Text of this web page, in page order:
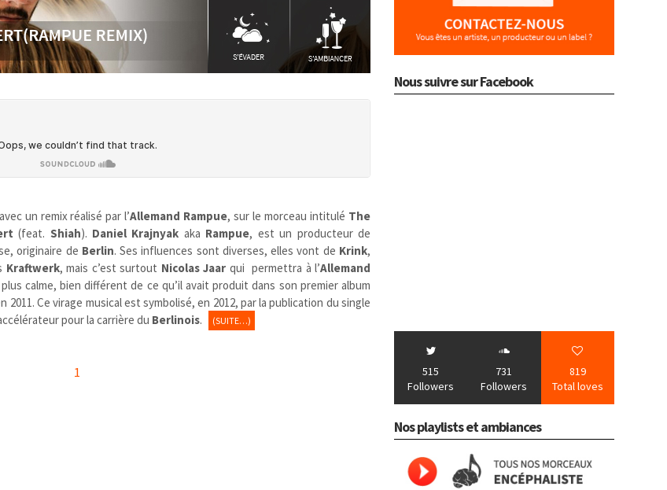
un remix réalisé par l’Allemand Rampue, sur le morceau intitulé The
(feat. Shiah). Daniel Krajnyak aka Rampue, est un producteur de
originaire de Berlin. Ses influences sont diverses, elles vont de Krink,
Kraftwerk, mais c’est surtout Nicolas Jaar qui permettra à l’Allemand
calme, bien différent de ce qu’il avait produit dans son premier album
Ce virage musical est symbolisé, en 2012, par la publication du single
pour la carrière du Berlinois. (SUITE…)
1
Nous suivre sur Facebook
515
Followers
731
Followers
819
Total loves
Nos playlists et ambiances